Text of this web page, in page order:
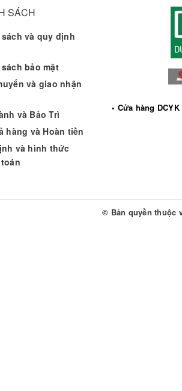
SÁCH
và quy định
bảo mật
và giao nhận
và Bảo Trì
hàng và Hoàn tiền
và hình thức
• Cửa hàng
© Bản quyền thuộc